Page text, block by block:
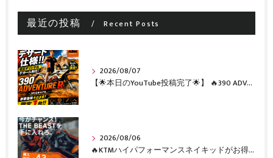
最近の投稿 Recent Posts
2026/08/07
【🌟本日のYouTube投稿完了🌟】 🔥390 ADVENTURE R × KTM山形 オリジナルデカール仕様誕生🔥
2026/08/06
🔥KTMハイパフォーマンスネイキッドがお得に手に入るチャンス🔥